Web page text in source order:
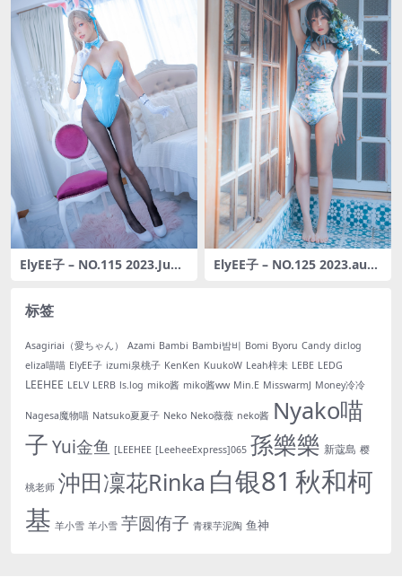
ElyEE子 – NO.115 2023.June
ElyEE子 – NO.125 2023.aug
标签
Asagiriai（愛ちゃん） Azami Bambi Bambi밤비 Bomi Byoru Candy dir.log
eliza喵喵 ElyEE子 izumi泉桃子 KenKen KuukoW Leah梓未 LEBE LEDG
LEEHEE LELV LERB ls.log miko酱 miko酱ww Min.E MisswarmJ Money冷冷
Nagesa魔物喵 Natsuko夏夏子 Neko Neko薇薇 neko酱 Nyako喵
子Yui金鱼 [LEEHEE [LeeheeExpress]065 孫樂樂 新蔻島 樱
桃老师 沖田凜花Rinka 白银81 秋和柯
基 羊小雪 羊小雪 芋圆侑子 青稞芋泥陶 鱼神